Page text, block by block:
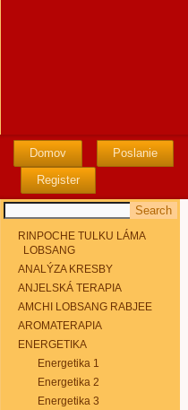
Domov Poslanie
Register
RINPOCHE TULKU LÁMA
LOBSANG
ANALÝZA KRESBY
ANJELSKÁ TERAPIA
AMCHI LOBSANG RABJEE
AROMATERAPIA
ENERGETIKA
Energetika 1
Energetika 2
Energetika 3